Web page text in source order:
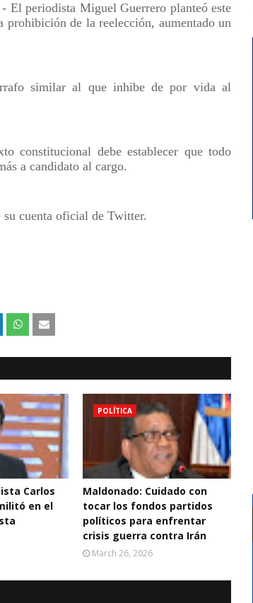
- El periodista Miguel Guerrero planteó este
de la reelección, aumentado un
similar al que inhibe de por vida al
constitucional debe establecer que todo
a candidato al cargo.
cuenta oficial de Twitter.
Carlos
en el
POLÍTICA
Maldonado: Cuidado con
tocar los fondos partidos
políticos para enfrentar
crisis guerra contra Irán
March 26, 2026